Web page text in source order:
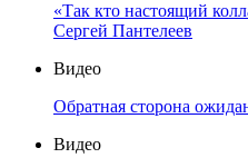
«Так кто настоящий
Сергей Пантелеев
Видео
Обратная сторона
Видео